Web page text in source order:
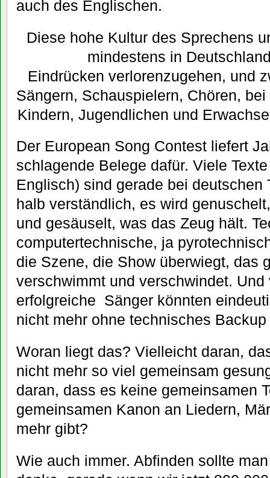
auch des Englischen.
Diese hohe Kultur des Sprechens
mindestens in
Eindrücken verlorenzugehen, und
Sängern, Schauspielern, Chören,
Kindern, Jugendlichen und
Der European Song Contest liefert
schlagende Belege dafür. Viele
Englisch) sind gerade bei deutschen
halb verständlich, es wird
und gesäuselt, was das Zeug hält.
computertechnische, ja
die Szene, die Show überwiegt, das
verschwimmt und verschwindet.
erfolgreiche Sänger könnten
nicht mehr ohne technisches
Woran liegt das? Vielleicht daran,
nicht mehr so viel gemeinsam
daran, dass es keine gemeinsamen
gemeinsamen Kanon an Liedern,
mehr gibt?
Wie auch immer. Abfinden sollte